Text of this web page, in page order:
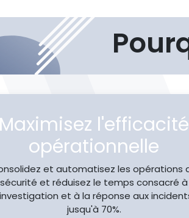
Maximisez l'efficacité
opérationnelle
et automatisez les opérations
sécurité et réduisez le temps consacré à
et à la réponse aux
jusqu'à 70%.